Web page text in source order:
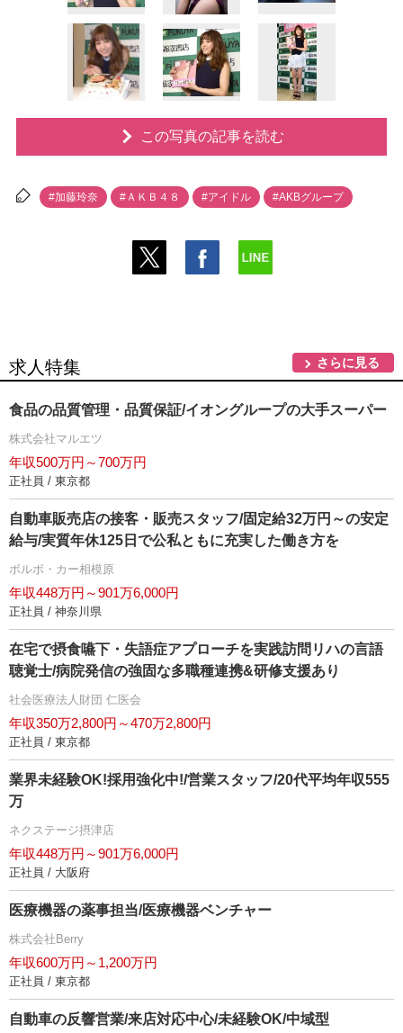
この写真の記事を読む
#加藤玲奈 #ＡＫＢ４８ #アイドル #AKBグループ
求人特集 さらに見る
食品の品質管理・品質保証/イオングループの大手スーパー
株式会社マルエツ
年収500万円～700万円
正社員 / 東京都
自動車販売店の接客・販売スタッフ/固定給32万円～の安定
給与/実質年休125日で公私ともに充実した働き方を
ボルボ・カー相模原
年収448万円～901万6,000円
正社員 / 神奈川県
在宅で摂食嚥下・失語症アプローチを実践訪問リハの言語
聴覚士/病院発信の強固な多職種連携&研修支援あり
社会医療法人財団 仁医会
年収350万2,800円～470万2,800円
正社員 / 東京都
業界未経験OK!採用強化中!/営業スタッフ/20代平均年収555
万
ネクステージ摂津店
年収448万円～901万6,000円
正社員 / 大阪府
医療機器の薬事担当/医療機器ベンチャー
株式会社Berry
年収600万円～1,200万円
正社員 / 東京都
自動車の反響営業/来店対応中心/未経験OK/中域型